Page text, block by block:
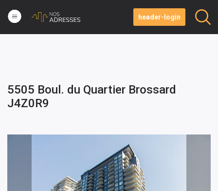
header-login
5505 Boul. du Quartier Brossard
J4Z0R9